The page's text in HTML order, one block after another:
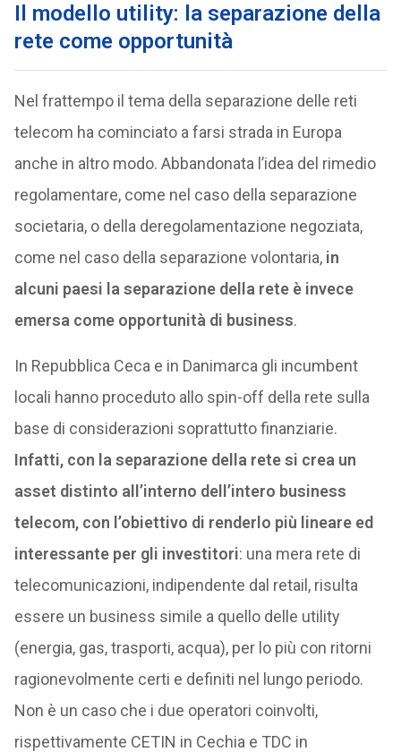
Il modello utility: la separazione della
rete come opportunità
Nel frattempo il tema della separazione delle reti
telecom ha cominciato a farsi strada in Europa
anche in altro modo. Abbandonata l’idea del rimedio
regolamentare, come nel caso della separazione
societaria, o della deregolamentazione negoziata,
come nel caso della separazione volontaria, in
alcuni paesi la separazione della rete è invece
emersa come opportunità di business.
In Repubblica Ceca e in Danimarca gli incumbent
locali hanno proceduto allo spin-off della rete sulla
base di considerazioni soprattutto finanziarie.
Infatti, con la separazione della rete si crea un
asset distinto all’interno dell’intero business
telecom, con l’obiettivo di renderlo più lineare ed
interessante per gli investitori: una mera rete di
telecomunicazioni, indipendente dal retail, risulta
essere un business simile a quello delle utility
(energia, gas, trasporti, acqua), per lo più con ritorni
ragionevolmente certi e definiti nel lungo periodo.
Non è un caso che i due operatori coinvolti,
rispettivamente CETIN in Cechia e TDC in